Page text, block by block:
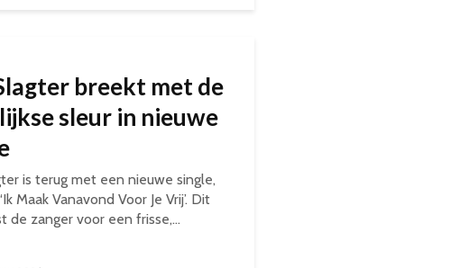
breekt met de
sleur in nieuwe
is terug met een nieuwe single,
Maak Vanavond Voor Je Vrij’. Dit
de zanger voor een frisse,...